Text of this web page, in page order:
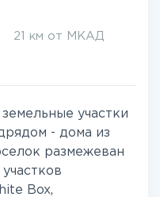
21 км от МКАД
участки
- дома из
размежеван
Box,